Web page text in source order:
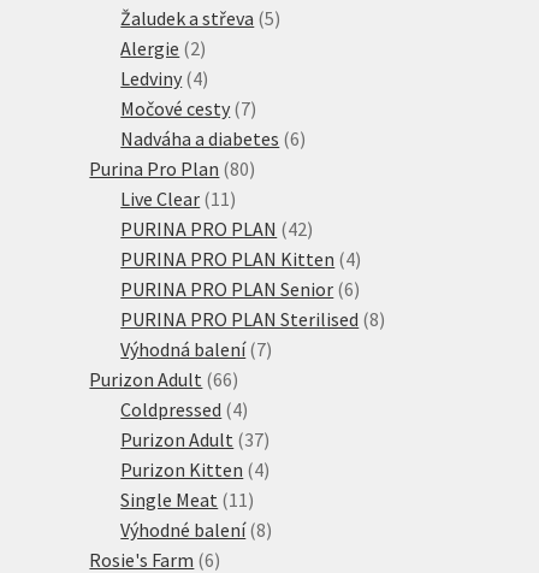
produktů
Žaludek a střeva 55
Alergie 22
produkty
Ledviny 44
produkty
Močové cesty 77
produktů
Nadváha a diabetes 66
Purina Pro Plan 8080
Live Clear 11 11
produktů
PURINA PRO PLAN 4242
produktů
PURINA PRO PLAN Kitten 44
produkty
PURINA PRO PLAN Senior 66
produktů
PURINA PRO PLAN Sterilised 88
Výhodná balení 77
Purizon Adult 6666
produktů
Coldpressed 44
produkty
Purizon Adult 3737
produktů
Purizon Kitten 44
Single Meat 11 11
produktů
Výhodné balení 88
Rosie's Farm 66